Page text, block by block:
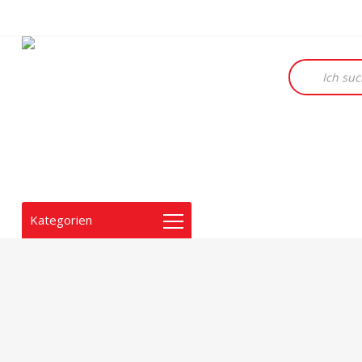
Products
search
Kategorien